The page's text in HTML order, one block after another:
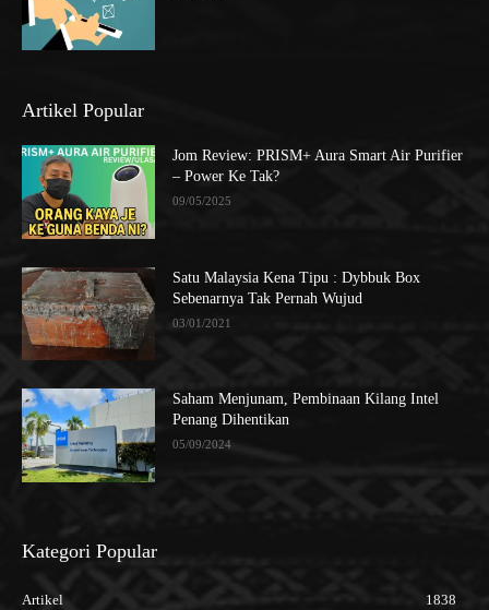
Artikel Popular
Jom Review: PRISM+ Aura Smart Air Purifier
– Power Ke Tak?
09/05/2025
Satu Malaysia Kena Tipu : Dybbuk Box
Sebenarnya Tak Pernah Wujud
03/01/2021
Saham Menjunam, Pembinaan Kilang Intel
Penang Dihentikan
05/09/2024
Kategori Popular
Artikel
1838